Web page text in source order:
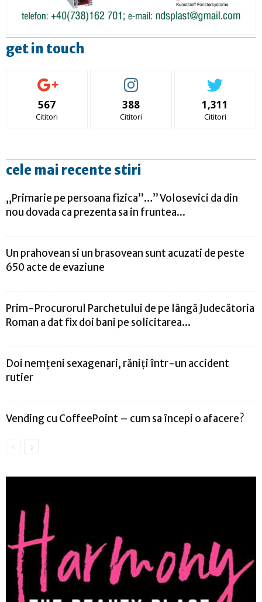
get in touch
567
Cititori
388
Cititori
1,311
Cititori
cele mai recente stiri
„Primarie pe persoana fizica”…” Volosevici da din
nou dovada ca prezenta sa in fruntea...
Un prahovean si un brasovean sunt acuzati de peste
650 acte de evaziune
Prim-Procurorul Parchetului de pe lângă Judecătoria
Roman a dat fix doi bani pe solicitarea...
Doi nemțeni sexagenari, răniți într-un accident
rutier
Vending cu CoffeePoint – cum sa începi o afacere?